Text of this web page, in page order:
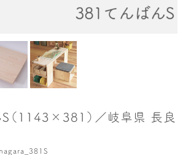
（1143×381）／岐阜県 長良